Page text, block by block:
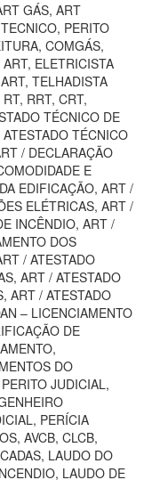
GÁS, ART
PERITO
COMGÁS,
ELETRICISTA
TELHADISTA
RRT, CRT,
TÉCNICO DE
TÉCNICO
/ DECLARAÇÃO
E
EDIFICAÇÃO, ART /
ELÉTRICAS, ART /
INCÊNDIO, ART /
DOS
/ ATESTADO
ART / ATESTADO
ART / ATESTADO
– LICENCIAMENTO
DE
DO
JUDICIAL,
PERÍCIA
AVCB, CLCB,
LAUDO DO
LAUDO DE